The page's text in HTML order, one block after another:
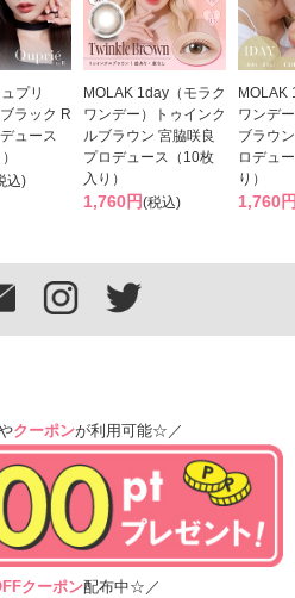
プリ
ラック R
ュース
込)
MOLAK 1day（モラク
ワンデー）トゥインク
ルブラウン 宮脇咲良
プロデュース（10枚
入り）
1,760円(税込)
MOLAK
ワンデ
ブラウ
ロデュ
り）
1,760
クーポンが利用可能☆／
クーポン配布中☆／